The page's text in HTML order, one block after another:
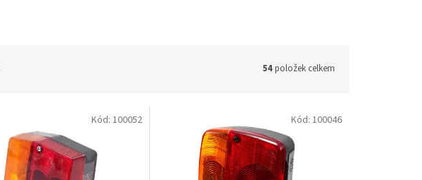
54položek celkem
Kód: 100052 Kód: 100046